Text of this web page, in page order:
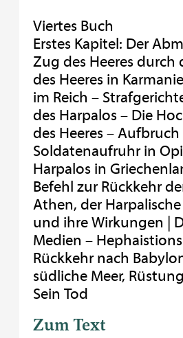
Viertes Buch
Erstes Kapitel: Der
Zug des Heeres durch
des Heeres in
im Reich –
des Harpalos – Die
des Heeres –
Soldatenaufruhr in
Harpalos in
Befehl zur Rückkehr
Athen, der
und ihre Wirkungen |
Medien –
Rückkehr nach
südliche Meer,
Sein Tod
Zum Text